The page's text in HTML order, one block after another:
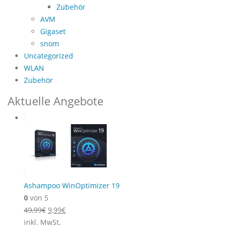
Zubehör
AVM
Gigaset
snom
Uncategorized
WLAN
Zubehör
Aktuelle Angebote
Ashampoo WinOptimizer 19
0 von 5
49,99€ Ursprünglicher
Preis
9,99€Aktueller
inkl. MwSt.